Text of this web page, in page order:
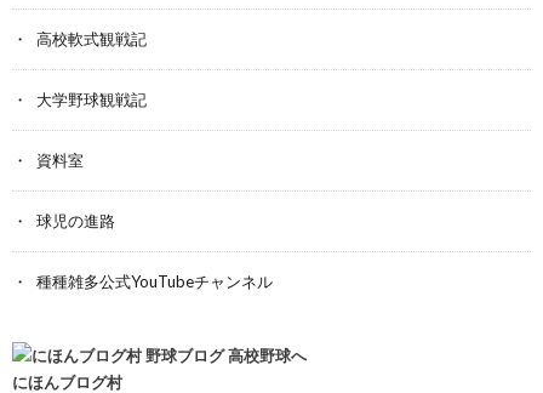
高校軟式観戦記
大学野球観戦記
資料室
球児の進路
種種雑多公式YouTubeチャンネル
にほんブログ村